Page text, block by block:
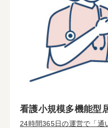
看護小規模多機能型
24時間365日の運営で「通